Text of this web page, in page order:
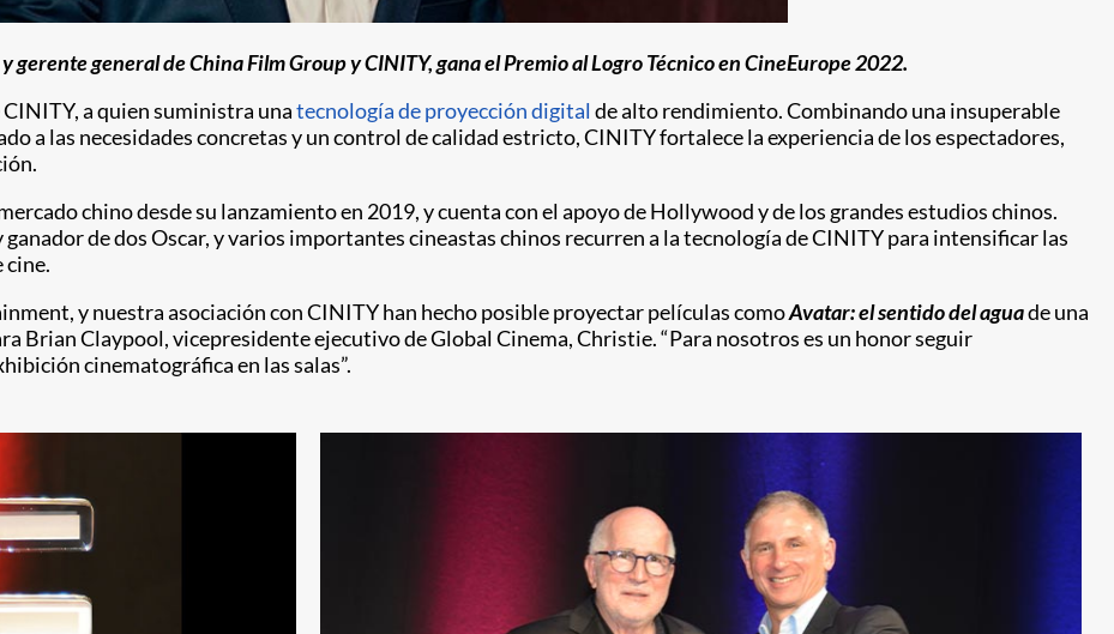
gerente general de China Film Group y CINITY, gana el Premio al Logro Técnico en CineEurope 2022.
a quien suministra unatecnología de proyección digital de alto rendimiento. Combinando una insuperable
a las necesidades concretas y un control de calidad estricto, CINITY fortalece la experiencia de los espectadores,
chino desde su lanzamiento en 2019, y cuenta con el apoyo de Hollywood y de los grandes estudios chinos.
de dos Oscar, y varios importantes cineastas chinos recurren a la tecnología de CINITY para intensificar las
cine.
y nuestra asociación con CINITY han hecho posible proyectar películas comoAvatar: el sentido del aguade una
Brian Claypool, vicepresidente ejecutivo de Global Cinema, Christie. “Para nosotros es un honor seguir
cinematográfica en las salas”.